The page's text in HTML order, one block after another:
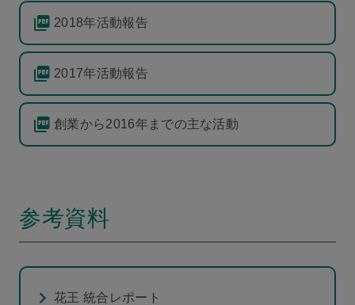
2018年活動報告
2017年活動報告
創業から2016年までの主な活動
参考資料
花王 統合レポート